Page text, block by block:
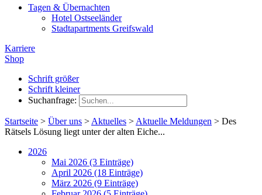
Tagen & Übernachten
Hotel Ostseeländer
Stadtapartments Greifswald
Karriere
Shop
Schrift größer
Schrift kleiner
Suchanfrage:
Startseite > Über uns > Aktuelles > Aktuelle Meldungen > Des
Rätsels Lösung liegt unter der alten Eiche...
2026
Mai 2026 (3 Einträge)
April 2026 (18 Einträge)
März 2026 (9 Einträge)